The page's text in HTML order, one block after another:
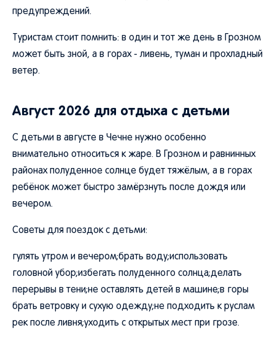
предупреждений.
Туристам стоит помнить: в один и тот же день в Грозном
может быть зной, а в горах - ливень, туман и прохладный
ветер.
Август 2026 для отдыха с детьми
С детьми в августе в Чечне нужно особенно
внимательно относиться к жаре. В Грозном и равнинных
районах полуденное солнце будет тяжёлым, а в горах
ребёнок может быстро замёрзнуть после дождя или
вечером.
Советы для поездок с детьми:
гулять утром и вечером;брать воду;использовать
головной убор;избегать полуденного солнца;делать
перерывы в тени;не оставлять детей в машине;в горы
брать ветровку и сухую одежду;не подходить к руслам
рек после ливня;уходить с открытых мест при грозе.